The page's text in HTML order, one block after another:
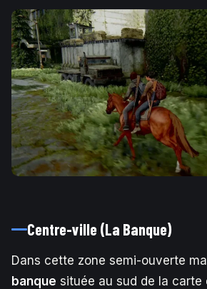
Centre-ville (La Banque)
Dans cette zone semi-ouverte
banque située au sud de la carte